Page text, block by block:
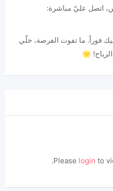
اتصل عليّ مباشرة:
فوراً. ما تفوت الفرصة، خلّي
🌟
Please login to